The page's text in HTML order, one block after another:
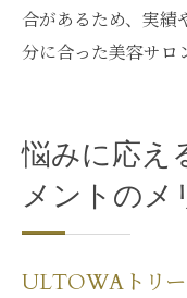
合があるため、実績
分に合った美容サロ
悩みに応え
メントのメ
ULTOWAトリー